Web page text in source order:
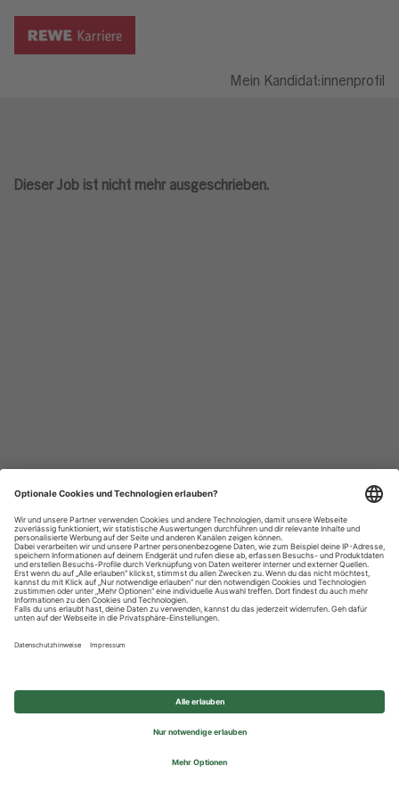
Mein Kandidat:innenprofil
Dieser Job ist nicht mehr ausgeschrieben.
Datenschutzhinweise
Impressum
Privatsphäre-Einstellungen
© 2026 REWE Group - All rights reserved